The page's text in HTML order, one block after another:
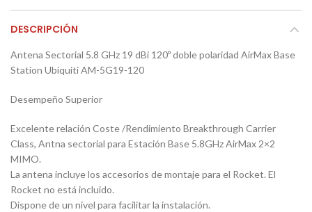
DESCRIPCIÓN
Antena Sectorial 5.8 GHz 19 dBi 120º doble polaridad AirMax Base
Station Ubiquiti AM-5G19-120
Desempeño Superior
Excelente relación Coste /Rendimiento Breakthrough Carrier
Class, Antna sectorial para Estación Base 5.8GHz AirMax 2×2
MIMO.
La antena incluye los accesorios de montaje para el Rocket. El
Rocket no está incluido.
Dispone de un nivel para facilitar la instalación.